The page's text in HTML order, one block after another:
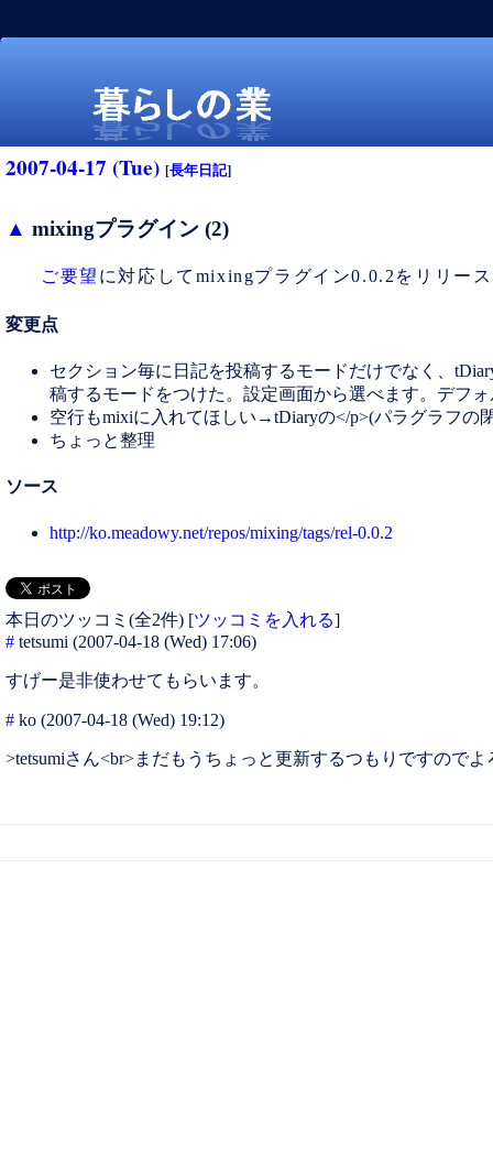
暮らしの業
2007-04-17 (Tue) [長年日記]
▲ mixingプラグイン (2)
ご要望 に対応してmixingプラグイン0.0.2をリリー
変更点
セクション毎に日記を投稿するモードだけでなく、
稿するモードをつけた。設定画面から選べます。デフ
空行もmixiに入れてほしい→tDiaryの</p>(パラグラフの
ちょっと整理
ソース
http://ko.meadowy.net/repos/mixing/tags/rel-0.0.2
本日のツッコミ(全2件) [ツッコミを入れる]
# tetsumi (2007-04-18 (Wed) 17:06)
すげー是非使わせてもらいます。
# ko (2007-04-18 (Wed) 19:12)
>tetsumiさん<br>まだもうちょっと更新するつもりですのでよ